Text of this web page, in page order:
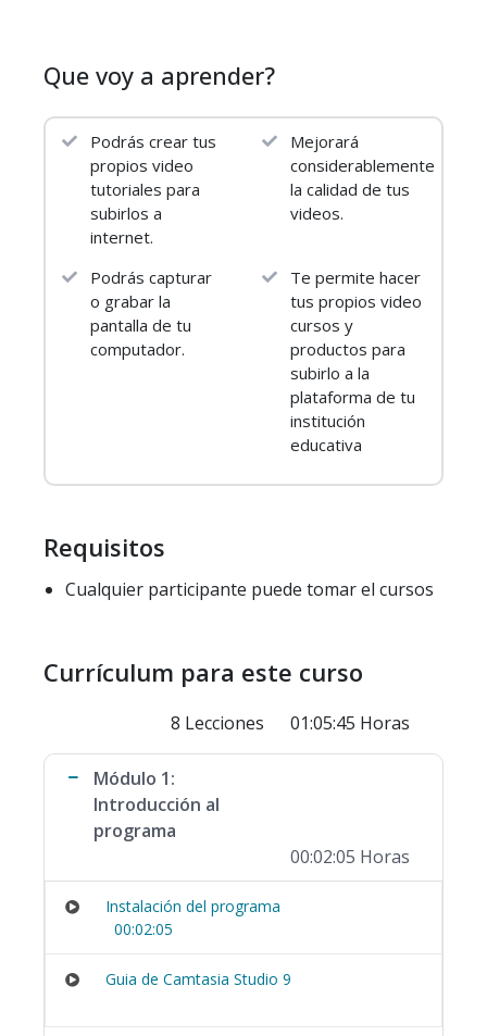
necesitas para aprender a grabar screencast,
editar y producir tus vídeos de manera rápida,
sencilla y profesional. Si eres un creador de
contenidos para YouTube este curso te será
igual de útil.
¡Obtendrás un certificado de finalización cuando
y ¡Apúntate ya!
Recuerda que una vez te inscribas podrás hacer
el curso a tu ritmo, en 1 día, en una semana, o un
año. No tienes tiempo límite y siempre contarás
con mi apoyo para resolver tus dudas.
Que voy a aprender?
Podrás crear tus
propios video
tutoriales para
subirlos a
internet.
Mejorará
considerablemente
la calidad de tus
videos.
Podrás capturar
o grabar la
pantalla de tu
computador.
Te permite hacer
tus propios video
cursos y
productos para
subirlo a la
plataforma de tu
institución
educativa
Requisitos
Cualquier participante puede tomar el cursos
Currículum para este curso
8 Lecciones 01:05:45 Horas
Módulo 1:
Introducción al
programa
00:02:05 Horas
Instalación del programa
00:02:05
Guia de Camtasia Studio 9